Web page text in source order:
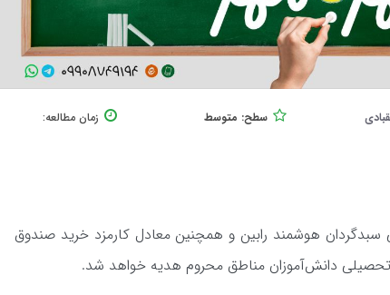
سطح: متوسط زمان مطالعه:
سبدگردان هوشمند رابین و همچنین معادل کارمزد خرید صندوق
تحصیلی دانش‌آموزان مناطق محروم هدیه خواهد شد.